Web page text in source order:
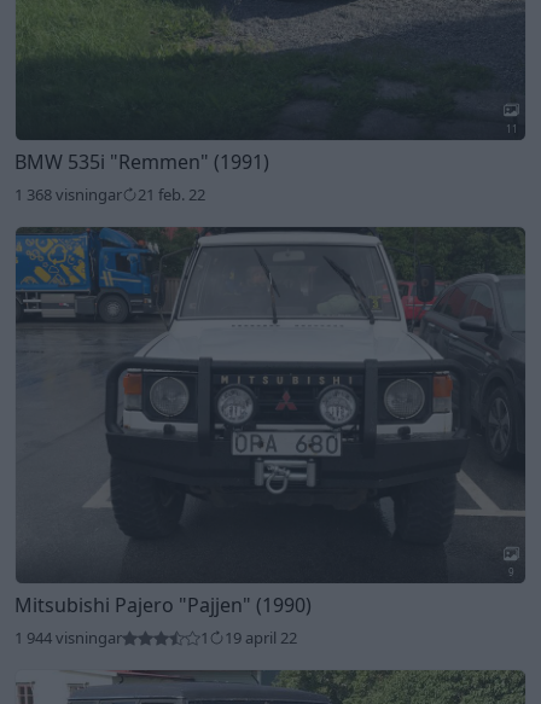
11
BMW 535i "Remmen" (1991)
1 368 visningar 21 feb. 22
9
Mitsubishi Pajero "Pajjen" (1990)
1 944 visningar 1 19 april 22